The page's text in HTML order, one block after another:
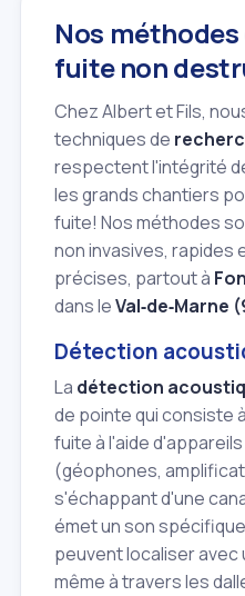
Nos
fuite non
Chez Albert et Fils,
techniques de
respectent l'intégrité
les grands chantiers
fuite! Nos méthodes
non invasives, rapides
précises, partout à
dans leVal‑de‑Marne
Détection
La détection
de pointe qui consiste
fuite à l'aide
(géophones,
s'échappant d'une
émet un son
peuvent localiser avec
même à travers les